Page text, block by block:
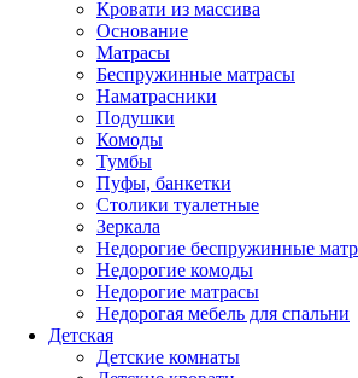
Кровати из массива
Основание
Матрасы
Беспружинные матрасы
Наматрасники
Подушки
Комоды
Тумбы
Пуфы, банкетки
Столики туалетные
Зеркала
Недорогие беспружинные
Недорогие комоды
Недорогие матрасы
Недорогая мебель для спальни
Детская
Детские комнаты